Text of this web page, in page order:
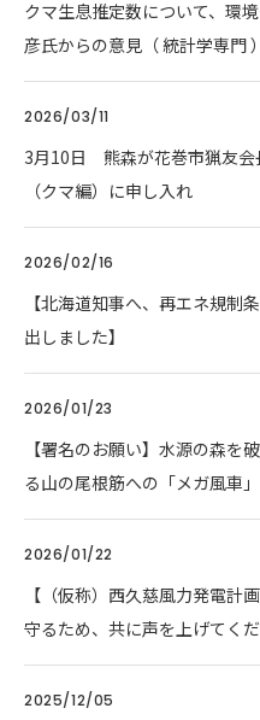
クマ生息推定数について、環
彦氏からの意見（ 統計学専門 ）
2026/03/11
3月10日 熊森が花巻市猟友会
（クマ編）に申し入れ
2026/02/16
【北海道知事へ、再エネ規制
出しました】
2026/01/23
【署名のお願い】水源の森を
る山の尾根筋への「メガ風車
2026/01/22
【（仮称）西久慈風力発電計
守るため、共に声を上げてくだ
2025/12/05